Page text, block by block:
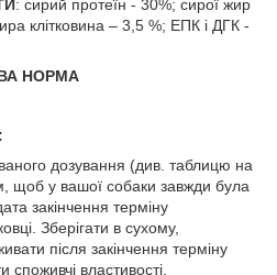
: сирий протеїн - 30%; сирої жир
клітковина – 3,5 %; ЕПК і ДГК -
НОРМА
дозування (див. таблицю на
щоб у вашої собаки завжди була
закінчення терміну
Зберігати в сухому,
після закінчення терміну
властивості.